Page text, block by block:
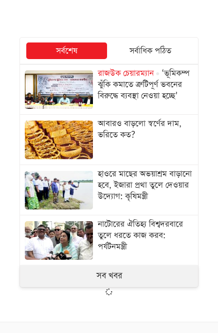
সর্বশেষ
সর্বাধিক পঠিত
রাজউক চেয়ারম্যান
‘ভূমিকম্প
ঝুঁকি কমাতে ত্রুটিপূর্ণ ভবনের
বিরুদ্ধে ব্যবস্থা নেওয়া হচ্ছে’
আবারও বাড়লো স্বর্ণের দাম,
ভরিতে কত?
হাওরে মাছের অভয়াশ্রম বাড়ানো
হবে, ইজারা প্রথা তুলে দেওয়ার
উদ্যোগ: কৃষিমন্ত্রী
নাটোরের ঐতিহ্য বিশ্বদরবারে
তুলে ধরতে কাজ করব:
পর্যটনমন্ত্রী
সব খবর